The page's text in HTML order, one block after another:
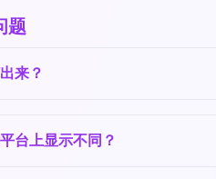
题
来？
台上显示不同？